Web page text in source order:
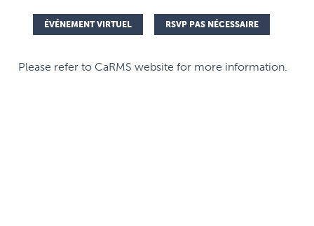
ÉVÉNEMENT VIRTUEL RSVP PAS NÉCESSAIRE
Please refer to CaRMS website for more information.